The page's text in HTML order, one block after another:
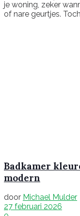
je woning, zeker
of nare geurtjes.
Badkamer
modern
door Michael Mulder
27 februari 2026